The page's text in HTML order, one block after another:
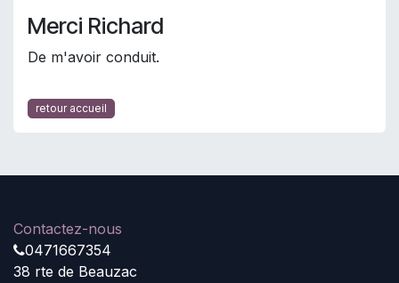
Merci Richard
De m'avoir conduit.
retour accueil
Contactez-nous
0471667354
38 rte de Beauzac